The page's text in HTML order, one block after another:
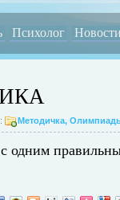
Психолог
Методичка,
с одним